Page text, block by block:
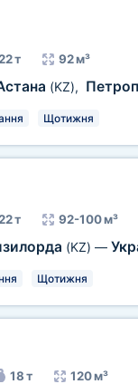
т 92 м³
(KZ),
Щотижня
т 92-100 м³
(KZ) —
Щотижня
18 т 120 м³